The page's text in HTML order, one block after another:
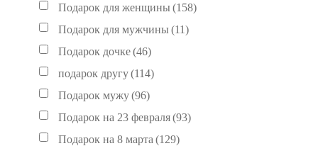
Подарок для женщины (158)
Подарок для мужчины (11)
Подарок дочке(46)
подарок другу(114)
Подарок мужу(96)
Подарок на 23 февраля(93)
Подарок на 8 марта (129)